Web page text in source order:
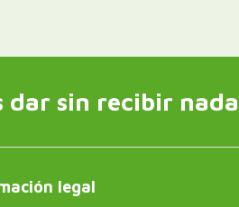
dar sin recibir
legal